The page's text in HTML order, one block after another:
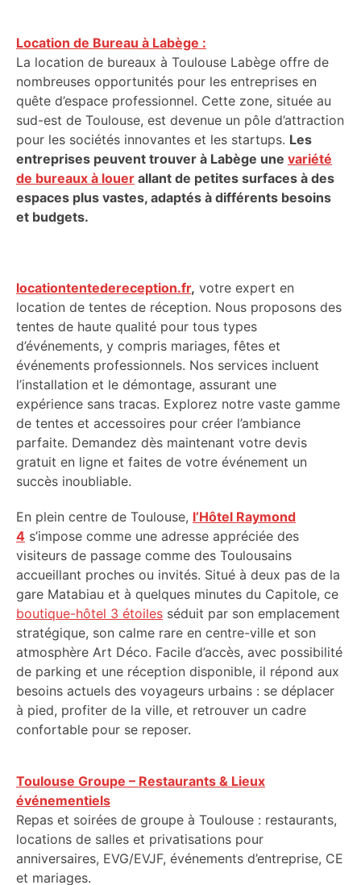
Location de Bureau à Labège :
La location de bureaux à Toulouse Labège offre de
nombreuses opportunités pour les entreprises en
quête d’espace professionnel. Cette zone, située au
sud-est de Toulouse, est devenue un pôle d’attraction
pour les sociétés innovantes et les startups. Les
entreprises peuvent trouver à Labège une variété
de bureaux à louer allant de petites surfaces à des
espaces plus vastes, adaptés à différents besoins
et budgets.
locationtentedereception.fr, votre expert en
location de tentes de réception. Nous proposons des
tentes de haute qualité pour tous types
d’événements, y compris mariages, fêtes et
événements professionnels. Nos services incluent
l’installation et le démontage, assurant une
expérience sans tracas. Explorez notre vaste gamme
de tentes et accessoires pour créer l’ambiance
parfaite. Demandez dès maintenant votre devis
gratuit en ligne et faites de votre événement un
succès inoubliable.
En plein centre de Toulouse, l’Hôtel Raymond
4 s’impose comme une adresse appréciée des
visiteurs de passage comme des Toulousains
accueillant proches ou invités. Situé à deux pas de la
gare Matabiau et à quelques minutes du Capitole, ce
boutique-hôtel 3 étoiles séduit par son emplacement
stratégique, son calme rare en centre-ville et son
atmosphère Art Déco. Facile d’accès, avec possibilité
de parking et une réception disponible, il répond aux
besoins actuels des voyageurs urbains : se déplacer
à pied, profiter de la ville, et retrouver un cadre
confortable pour se reposer.
Toulouse Groupe – Restaurants & Lieux
événementiels
Repas et soirées de groupe à Toulouse : restaurants,
locations de salles et privatisations pour
anniversaires, EVG/EVJF, événements d’entreprise, CE
et mariages.